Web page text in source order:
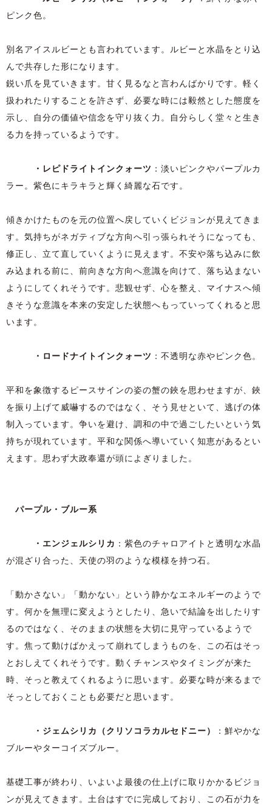
ピンク色。
別名アイスルビーとも言われています。ルビーと水晶をとり込
んで共存した形になります。
鋭い爪を見ていきます。甘く見るなと言わんばかりです。軽く
扱われたりすることを許さず、必要な時には毅然とした態度を
示し、自分の価値や信念を守り抜く力。自分らしく堂々と生き
る力を持っているようです。
・レピドライトインクォーツ ：淡いピンクやパープルカ
ラー。紫色にキラキラと輝く綺麗な石です。
傾きかけたものを元の位置へ戻していくビジョンが見えてきま
す。気持ちがネガティブな方向へ引っ張られそうになっても、
修正し、立て直していくように見えます。不安や落ち込みに飲
み込まれる前に、前向きな方向へ意識を向けて、落ち込まない
ようにしてくれそうです。悲観せず、心を整え、マイナスへ傾
きそうな意識を本来の安定した状態へもっていってくれると思
います。
・ロードナイトインクォーツ ：不透明な赤やピンク色。
平和を象徴するピースサインの姿の蟹の鋏を思わせますが、鋏
を振り上げて威嚇するのではなく、そう見せといて、逃げの体
制入っています。争いを避け、調和の中で過ごしたいという気
持ちが現れています。平和な関係へ導いていく知恵があるとい
えます。思わず大政奉還が頭によぎりました。
パープル・ブルー系
・エンジェルシリカ ：紫色のチャロアイトと透明な水晶
が混ざり合った、天使の羽のような模様を持つ石。
「動かさない」「動かない」という静かなエネルギーのようで
す。何かを無理に変えようとしたり、急いで結論を出したりす
るのではなく、そのままの状態を大切に見守っているようで
す。焦って動けばかえって崩れてしまうものを、この石はそっ
とおしえてくれそうです。動くチャンスやタイミングが来た
時、そっと教えてくれるように思います。必要な時が来るまで
そっとしておくことも必要だと思います。
・ジェムシリカ（クリソコラカルセドニー）
：鮮やかな
ブルーやターコイズブルー。
基礎工事が終わり、いよいよ最後の仕上げに取りかかるビジョ
ンが見えてきます。土台はすでに完成しており、この石が力を